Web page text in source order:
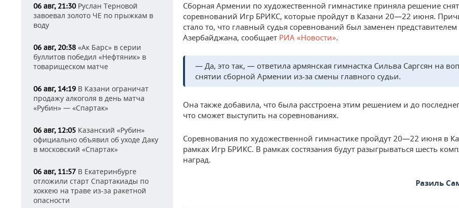
06 авг, 21:30Руслан Терновой
завоевал золото ЧЕ по прыжкам в
воду
06 авг, 20:38 «Ак Барс» в серии
буллитов победил «Нефтяник» в
товарищеском матче
06 авг, 14:19 В Казани ограничат
продажу алкоголя в день матча
«Рубин» — «Спартак»
06 авг, 12:05 Казанский «Рубин»
официально объявил об уходе Даку
в московский «Спартак»
06 авг, 11:57 В Екатеринбурге
отложили старт Спартакиады по
хоккею на траве из-за ракетной
опасности
Сборная Армении по художественной гимнастике приняла решение
соревнований Игр БРИКС, которые пройдут в Казани 20—22 июня.
стало то, что главный судья соревнований был заменен представителем
Азербайджана, сообщает РИА «Новости».
— Да, это так, — ответила армянская гимнастка Сильва Саргсян на
снятии сборной Армении из-за смены главного судьи.
Она также добавила, что была расстроена этим решением и до
что сможет выступить на соревнованиях.
Соревнования по художественной гимнастике пройдут 20—22 июня в
рамках Игр БРИКС. В рамках состязания будут разыгрываться шесть
наград.
Разиль